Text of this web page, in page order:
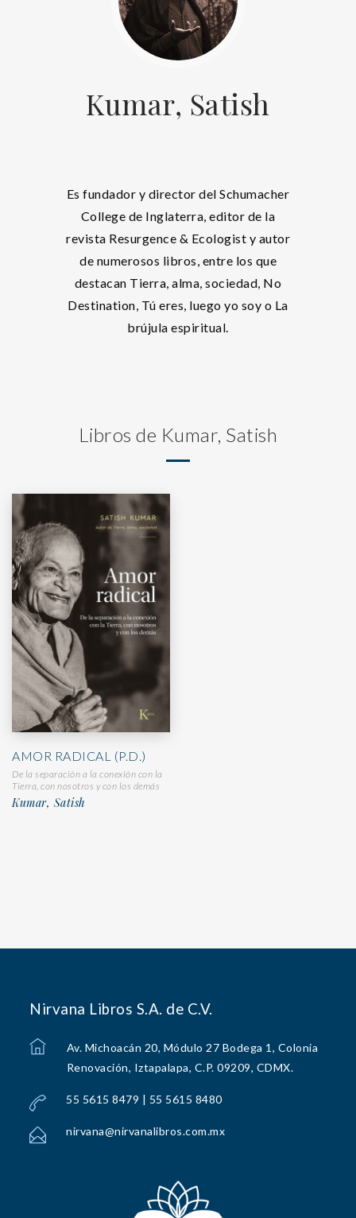
Kumar, Satish
Es fundador y director del Schumacher
College de Inglaterra, editor de la
revista Resurgence & Ecologist y autor
de numerosos libros, entre los que
destacan Tierra, alma, sociedad, No
Destination, Tú eres, luego yo soy o La
brújula espiritual.
Libros de Kumar, Satish
AMOR RADICAL (P.D.)
De la separación a la conexión con la
Tierra, con nosotros y con los demás
Kumar, Satish
Nirvana Libros S.A. de C.V.
Av. Michoacán 20, Módulo 27 Bodega 1, Colonia
Renovación, Iztapalapa, C.P. 09209, CDMX.
55 5615 8479 | 55 5615 8480
nirvana@nirvanalibros.com.mx